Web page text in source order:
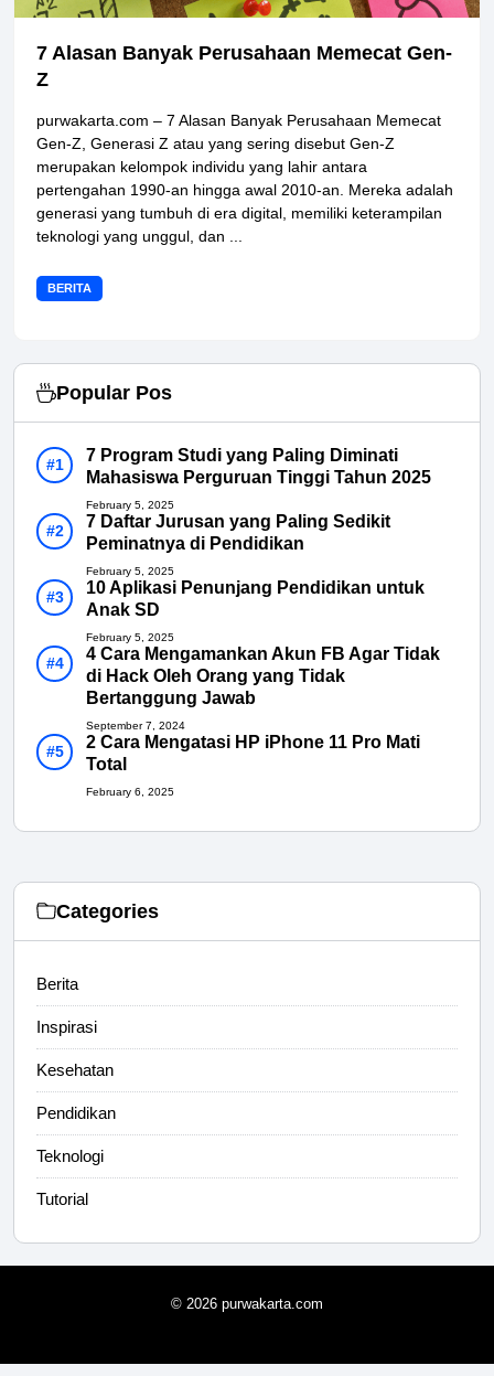
7 Alasan Banyak Perusahaan Memecat Gen-
Z
purwakarta.com – 7 Alasan Banyak Perusahaan Memecat
Gen-Z, Generasi Z atau yang sering disebut Gen-Z
merupakan kelompok individu yang lahir antara
pertengahan 1990-an hingga awal 2010-an. Mereka adalah
generasi yang tumbuh di era digital, memiliki keterampilan
teknologi yang unggul, dan ...
BERITA
Popular Pos
7 Program Studi yang Paling Diminati
Mahasiswa Perguruan Tinggi Tahun 2025
February 5, 2025
7 Daftar Jurusan yang Paling Sedikit
Peminatnya di Pendidikan
February 5, 2025
10 Aplikasi Penunjang Pendidikan untuk
Anak SD
February 5, 2025
4 Cara Mengamankan Akun FB Agar Tidak
di Hack Oleh Orang yang Tidak
Bertanggung Jawab
September 7, 2024
2 Cara Mengatasi HP iPhone 11 Pro Mati
Total
February 6, 2025
Categories
Berita
Inspirasi
Kesehatan
Pendidikan
Teknologi
Tutorial
© 2026 purwakarta.com